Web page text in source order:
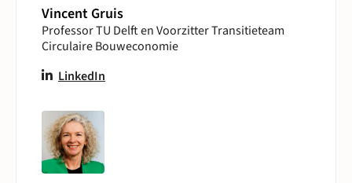
Vincent Gruis
Professor TU Delft en Voorzitter Transitieteam
Circulaire Bouweconomie
LinkedIn